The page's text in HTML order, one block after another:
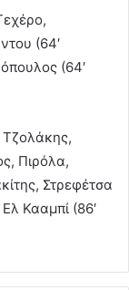
(64′
(64′
Πιρόλα,
Στρεφέτσα
Ελ Κααμπί (86′